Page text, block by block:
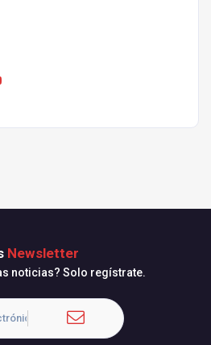
Newsletter
noticias? Solo regístrate.